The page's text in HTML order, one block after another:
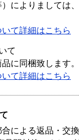
によりましては
て詳細はこちら
て
に同梱致します。
て詳細はこちら
による返品・交